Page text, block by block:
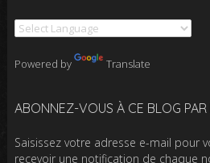
Powered by Translate
ABONNEZ-VOUS À CE BLOG PAR
Saisissez votre adresse e-mail pour
recevoir une notification de chaque